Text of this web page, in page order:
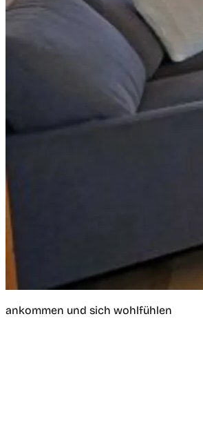
ankommen und sich wohlfühlen